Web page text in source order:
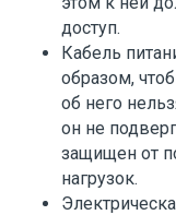
доступ.
Кабель
образом,
об него
он не
защищен от
нагрузок.